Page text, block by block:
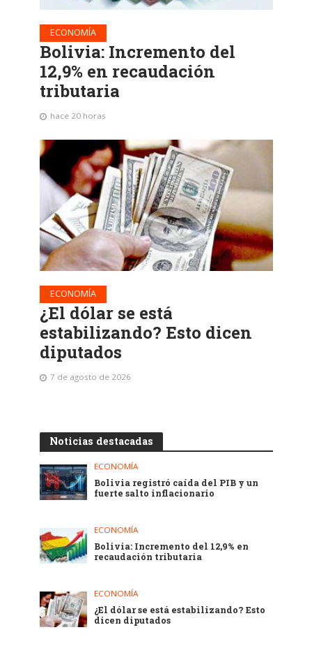
ECONOMÍA
Bolivia: Incremento del
12,9% en recaudación
tributaria
hace 20 horas
ECONOMÍA
¿El dólar se está
estabilizando? Esto dicen
diputados
7 de agosto de 2026
Noticias destacadas
ECONOMÍA
Bolivia registró caída del PIB y un
fuerte salto inflacionario
ECONOMÍA
Bolivia: Incremento del 12,9% en
recaudación tributaria
ECONOMÍA
¿El dólar se está estabilizando? Esto
dicen diputados